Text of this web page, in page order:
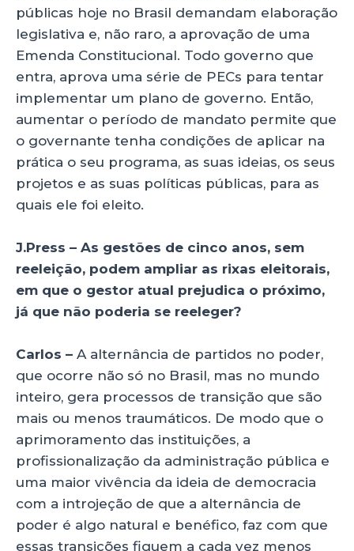
públicas hoje no Brasil demandam elaboração
legislativa e, não raro, a aprovação de uma
Emenda Constitucional. Todo governo que
entra, aprova uma série de PECs para tentar
implementar um plano de governo. Então,
aumentar o período de mandato permite que
o governante tenha condições de aplicar na
prática o seu programa, as suas ideias, os seus
projetos e as suas políticas públicas, para as
quais ele foi eleito.
J.Press – As gestões de cinco anos, sem
reeleição, podem ampliar as rixas eleitorais,
em que o gestor atual prejudica o próximo,
já que não poderia se reeleger?
Carlos – A alternância de partidos no poder,
que ocorre não só no Brasil, mas no mundo
inteiro, gera processos de transição que são
mais ou menos traumáticos. De modo que o
aprimoramento das instituições, a
profissionalização da administração pública e
uma maior vivência da ideia de democracia
com a introjeção de que a alternância de
poder é algo natural e benéfico, faz com que
essas transições fiquem a cada vez menos